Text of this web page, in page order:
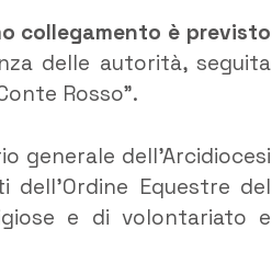
collegamento è previsto
delle autorità, seguita
Rosso”.
generale dell’Arcidiocesi
Equestre del
e di volontariato e